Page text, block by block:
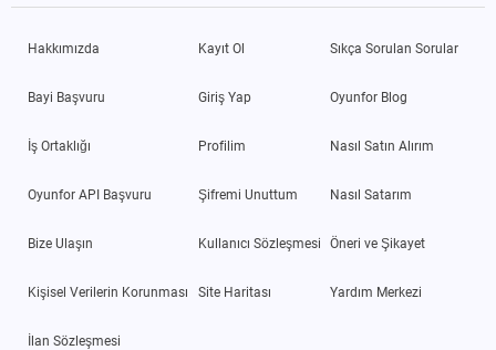
Hakkımızda
Bayi Başvuru
İş Ortaklığı
Oyunfor API Başvuru
Bize Ulaşın
Kişisel Verilerin Korunması
İlan Sözleşmesi
Kayıt Ol
Giriş Yap
Profilim
Şifremi Unuttum
Kullanıcı Sözleşmesi
Site Haritası
Sıkça Sorulan Sorular
Oyunfor Blog
Nasıl Satın Alırım
Nasıl Satarım
Öneri ve Şikayet
Yardım Merkezi